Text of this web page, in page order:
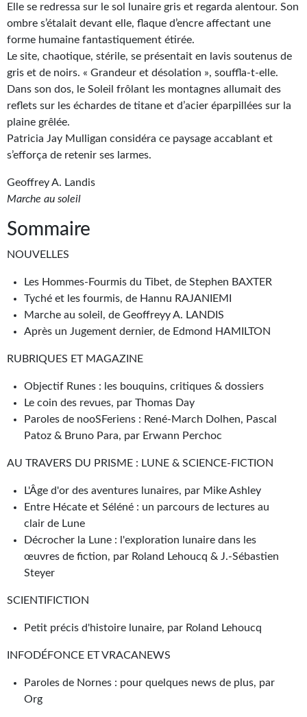
Le blog
Le prix des lecteurs
GOODIES
Goodies Gotland
Tirages d’art Une Heure-Lumière
PLUS
À paraître
Revue de presse
Récompenses
Newsletter
Le Bélial' sur Youtube
LE BLOG BIFROST
Tous les articles
La Bibliothèque orbitale
Journal d'un homme des bois
CONTACT
Nous contacter
F.A.Q.
Soumettre un manuscrit
Support technique
Elle se redressa sur le sol lunaire gris et regarda alentour. Son
ombre s’étalait devant elle, flaque d’encre affectant une
forme humaine fantastiquement étirée.
Le site, chaotique, stérile, se présentait en lavis soutenus de
gris et de noirs. « Grandeur et désolation », souffla-t-elle.
Dans son dos, le Soleil frôlant les montagnes allumait des
reflets sur les échardes de titane et d’acier éparpillées sur la
plaine grêlée.
Patricia Jay Mulligan considéra ce paysage accablant et
s’efforça de retenir ses larmes.
Geoffrey A. Landis
Marche au soleil
Sommaire
NOUVELLES
Les Hommes-Fourmis du Tibet, de Stephen BAXTER
Tyché et les fourmis, de Hannu RAJANIEMI
Marche au soleil, de Geoffreyy A. LANDIS
Après un Jugement dernier, de Edmond HAMILTON
RUBRIQUES ET MAGAZINE
Objectif Runes : les bouquins, critiques & dossiers
Le coin des revues, par Thomas Day
Paroles de nooSFeriens : René-March Dolhen, Pascal
Patoz & Bruno Para, par Erwann Perchoc
AU TRAVERS DU PRISME : LUNE & SCIENCE-FICTION
L'Âge d'or des aventures lunaires, par Mike Ashley
Entre Hécate et Séléné : un parcours de lectures au
clair de Lune
Décrocher la Lune : l'exploration lunaire dans les
œuvres de fiction, par Roland Lehoucq & J.-Sébastien
Steyer
SCIENTIFICTION
Petit précis d'histoire lunaire, par Roland Lehoucq
INFODÉFONCE ET VRACANEWS
Paroles de Nornes : pour quelques news de plus, par
Org